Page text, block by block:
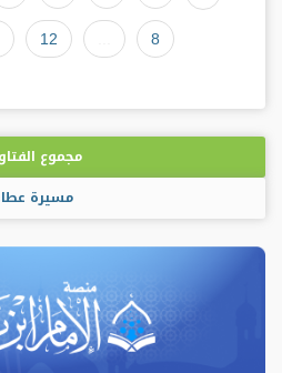
8
12
مجموع
مسيرة